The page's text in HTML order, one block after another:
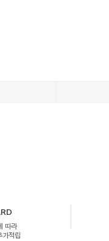
따라
적립